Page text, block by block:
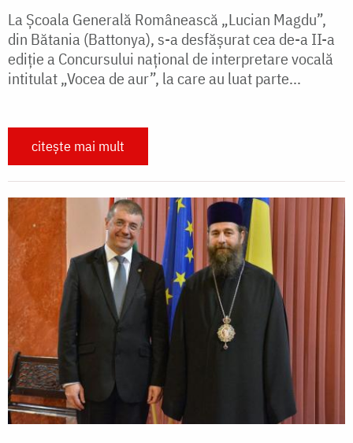
La Școala Generală Românească „Lucian Magdu”,
din Bătania (Battonya), s-a desfășurat cea de-a II-a
ediție a Concursului național de interpretare vocală
intitulat „Vocea de aur”, la care au luat parte...
citește mai mult